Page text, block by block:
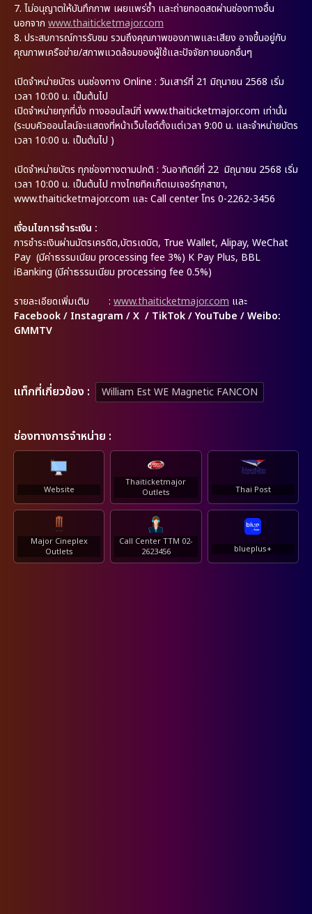
7. ไม่อนุญาตให้บันทึกภาพ เผยแพร่ซ้ำ และถ่ายทอดสดผ่านช่องทางอื่น
นอกจาก www.thaiticketmajor.com
8. ประสบการณ์การรับชม รวมถึงคุณภาพของภาพและเสียง อาจขึ้นอยู่กับ
คุณภาพเครือข่าย/สภาพแวดล้อมของผู้ใช้และปัจจัยภายนอกอื่นๆ
เปิดจำหน่ายบัตร บนช่องทาง Online : วันเสาร์ที่ 21 มิถุนายน 2568 เริ่ม
เวลา 10:00 น. เป็นต้นไป
เปิดจำหน่ายทุกที่นั่ง ทางออนไลน์ที่ www.thaiticketmajor.com เท่านั้น
(ระบบคิวออนไลน์จะแสดงที่หน้าเว็บไซต์ตั้งแต่เวลา 9:00 น. และจำหน่ายบัตร
เวลา 10:00 น. เป็นต้นไป )
เปิดจำหน่ายบัตร ทุกช่องทางตามปกติ : วันอาทิตย์ที่ 22 มิถุนายน 2568 เริ่ม
เวลา 10:00 น. เป็นต้นไป ทางไทยทิคเก็ตเมเจอร์ทุกสาขา,
www.thaiticketmajor.com และ Call center โทร 0-2262-3456
เงื่อนไขการชำระเงิน :
การชำระเงินผ่านบัตรเครดิต,บัตรเดบิต, True Wallet, Alipay, WeChat
Pay (มีค่าธรรมเนียม processing fee 3%) K Pay Plus, BBL
iBanking (มีค่าธรรมเนียม processing fee 0.5%)
รายละเอียดเพิ่มเติม : www.thaiticketmajor.com และ
Facebook / Instagram / X / TikTok / YouTube / Weibo:
GMMTV
เเท็กที่เกี่ยวข้อง : William Est WE Magnetic FANCON
ช่องทางการจำหน่าย :
Website
Thaiticketmajor
Outlets
Thai Post
Major Cineplex
Outlets
Call Center TTM 02-
2623456
blueplus+